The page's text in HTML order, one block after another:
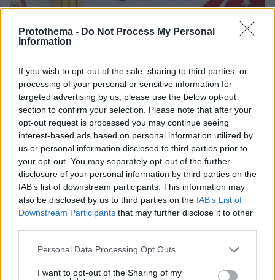
Protothema - Do Not Process My Personal
Information
If you wish to opt-out of the sale, sharing to third parties, or
processing of your personal or sensitive information for
targeted advertising by us, please use the below opt-out
section to confirm your selection. Please note that after your
opt-out request is processed you may continue seeing
interest-based ads based on personal information utilized by
us or personal information disclosed to third parties prior to
your opt-out. You may separately opt-out of the further
disclosure of your personal information by third parties on the
IAB’s list of downstream participants. This information may
also be disclosed by us to third parties on the IAB’s List of
Downstream Participants that may further disclose it to other
Please note that this website/app uses one or more Google
not limited to your visit or usage behaviour. You may click to
Personal Data Processing Opt Outs
I want to opt-out of the Sharing of my
Κλιμακώνουν οι Τούρκοι: Εξέδωσαν NAVTEX για έρευνες
από το Oruc Reis βόρεια της Κύπρου
20.09.2022, 15:45
Thema Insights